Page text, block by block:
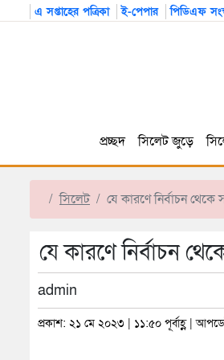
এ সপ্তাহের পত্রিকা ই-পেপার পিডিএফ
প্রচ্ছদ সিলেট জুড়ে
সিলেট যে কারণে নির্বাচন
যে কারণে নির্বাচন
admin
প্রকাশ: ২১ মে ২০২৩ | ১১:৫০ পূর্বাহ্ণ |